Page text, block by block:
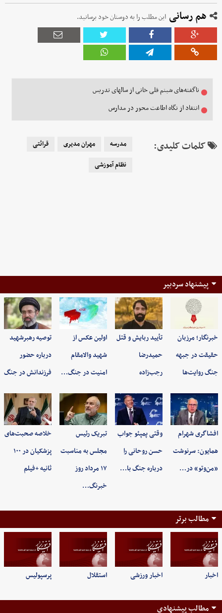
هم رسانی این مطلب را به دوستان خود برسانید.
ناگفته‌های شبنم قلی خانی از سالهای تدریس
انتقاد از نگاه اطاعت‌ محور در مدارس
کلمات کلیدی: مدرسه مهران مدیری
قرائتی
نظام آموزشی
پیشنهاد سردبیر
خبرنگار؛ مرزبان
حقیقت در جبهه
جنگ روایت‌ها
تأیید ربایش و قتل
حمیدرضا
رجب‌زاده
اولین عکس از
شهید والامقام
امنیت در جنگ…
توصیه رهبرشهید
درباره حضور
فرزندانش در جنگ
افشاگری شهرام
همایون: سرنوشت
«من‌وتو» در…
وقتی پمپئو جواب
حسن روحانی را
درباره جنگ با…
تبریک رئیس
مجلس به مناسبت
۱۷ مرداد روز
خبرنگ…
خلاصه صحبت‌های
پزشکیان در ۱۰۰
ثانیه +فیلم
مطالب برتر
اخبار اخبار ورزشی استقلال پرسپولیس
مطالب پیشنهادی